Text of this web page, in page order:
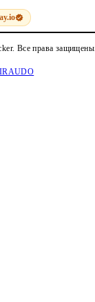
Все права защищены.